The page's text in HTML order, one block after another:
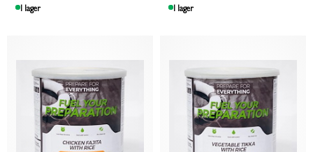
I lager I lager